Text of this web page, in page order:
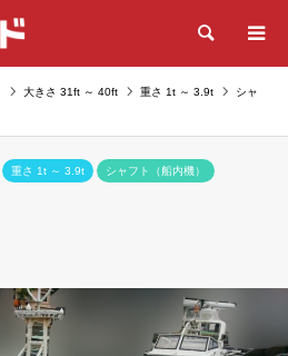
検索
大きさ 31ft ～ 40ft 重さ 1t ～ 3.9t
シャ
重さ 1t ～ 3.9t シャフト（船内機）